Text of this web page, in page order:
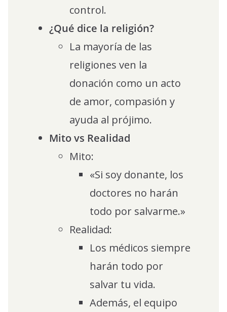
control.
¿Qué dice la religión?
La mayoría de las
religiones ven la
donación como un acto
de amor, compasión y
ayuda al prójimo.
Mito vs Realidad
Mito:
«Si soy donante, los
doctores no harán
todo por salvarme.»
Realidad:
Los médicos siempre
harán todo por
salvar tu vida.
Además, el equipo